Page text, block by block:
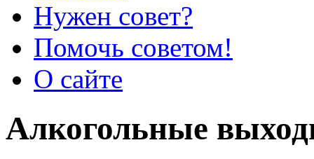
Нужен совет?
Помочь советом!
О сайте
Алкогольные